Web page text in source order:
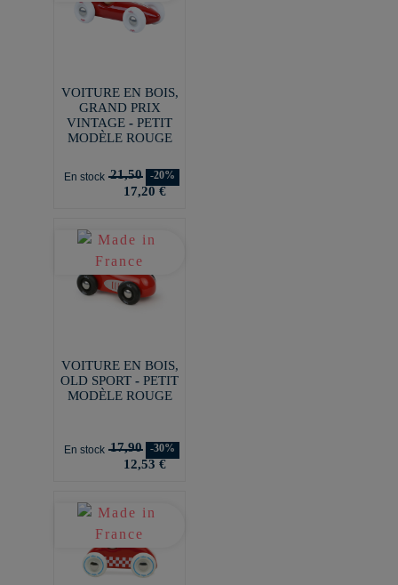
VOITURE EN BOIS,
GRAND PRIX
VINTAGE - PETIT
MODÈLE ROUGE
En stock 21,50 -20%
17,20 €
VOITURE EN BOIS,
OLD SPORT - PETIT
MODÈLE ROUGE
En stock 17,90 -30%
12,53 €